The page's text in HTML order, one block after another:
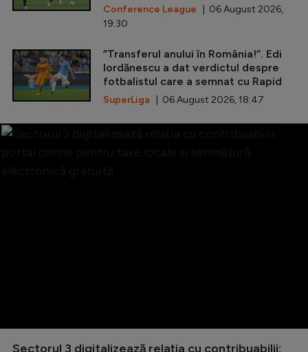
Conference League | 06 August 2026,
19:30
”Transferul anului în România!”. Edi
Iordănescu a dat verdictul despre
fotbalistul care a semnat cu Rapid
SuperLiga | 06 August 2026, 18:47
Sectorul 3 digitalizează relația cu contribuabilii: